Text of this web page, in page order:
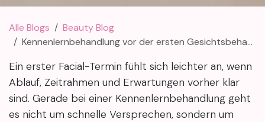
Alle Blogs
Beauty Blog
Kennenlernbehandlung vor der ersten Gesichtsbehandlung: Ablauf und Erwartungen
Ein erster Facial-Termin fühlt sich leichter an, wenn
Ablauf, Zeitrahmen und Erwartungen vorher klar
sind. Gerade bei einer Kennenlernbehandlung geht
es nicht um schnelle Versprechen, sondern um